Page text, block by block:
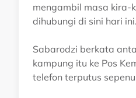
mengambil masa kira-
dihubungi di sini hari ini.
Sabarodzi berkata
kampung itu ke Pos
telefon terputus